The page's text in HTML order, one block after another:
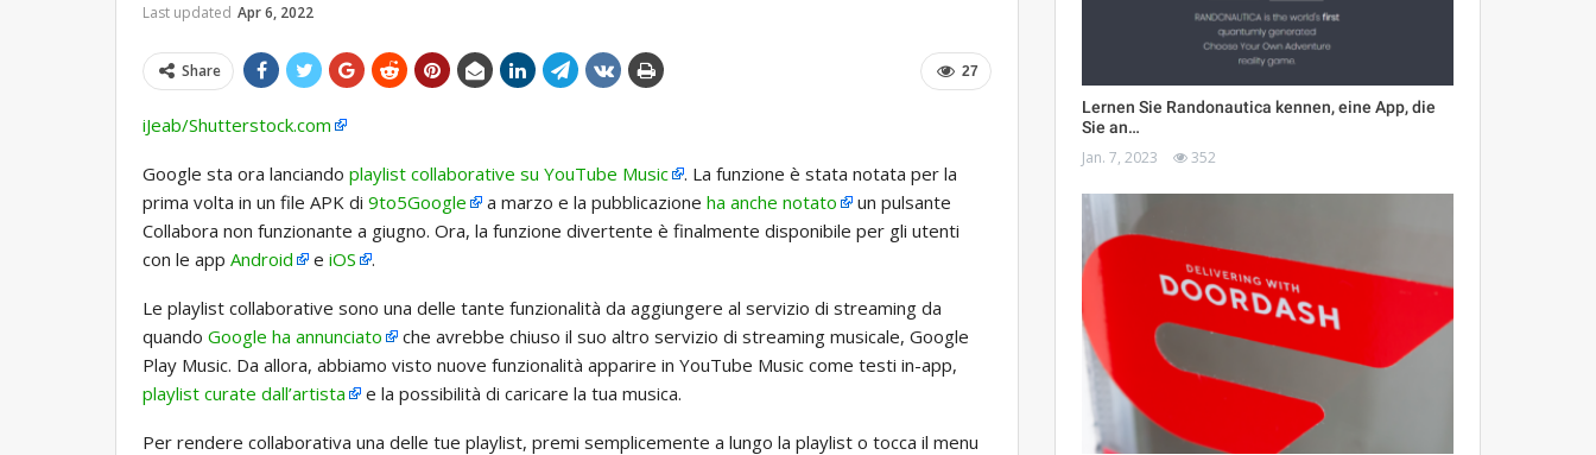
Last updated Apr 6, 2022
27
Share
iJeab/Shutterstock.com
Google sta ora lanciando playlist collaborative su YouTube Music
. La funzione è stata notata per la
prima volta in un file APK di 9to5Google a marzo e la pubblicazione ha anche notato
un pulsante
Collabora non funzionante a giugno. Ora, la funzione divertente è finalmente disponibile per gli utenti
con le app Android e iOS .
Le playlist collaborative sono una delle tante funzionalità da aggiungere al servizio di streaming da
quando Google ha annunciato
che avrebbe chiuso il suo altro servizio di streaming musicale, Google
Play Music. Da allora, abbiamo visto nuove funzionalità apparire in YouTube Music come testi in-app,
playlist curate dall’artista
e la possibilità di caricare la tua musica.
Per rendere collaborativa una delle tue playlist, premi semplicemente a lungo la playlist o tocca il menu
Lernen Sie Randonautica kennen, eine App, die
Sie an…
Jan. 7, 2023 352